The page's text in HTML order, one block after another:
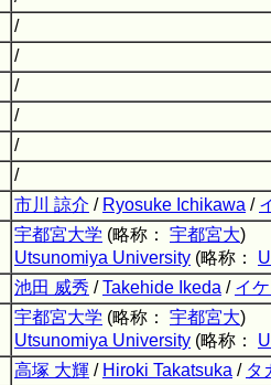
/
/
/
/
/
/
市川 諒介 / Ryosuke Ichikawa /
宇都宮大学 (略称： 宇都宮大)
Utsunomiya University (略称：
池田 威秀 /Takehide Ikeda / イ
宇都宮大学 (略称： 宇都宮大)
Utsunomiya University (略称：
高塚 大輝 / Hiroki Takatsuka / タ